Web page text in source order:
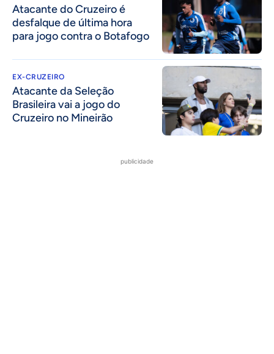
Atacante do Cruzeiro é
desfalque de última hora
para jogo contra o Botafogo
EX-CRUZEIRO
Atacante da Seleção
Brasileira vai a jogo do
Cruzeiro no Mineirão
publicidade